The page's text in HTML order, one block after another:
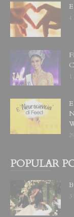
POPULAR